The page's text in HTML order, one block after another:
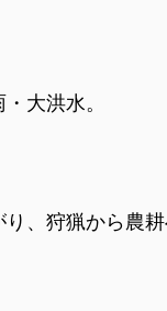
大洪水。
、狩猟から農